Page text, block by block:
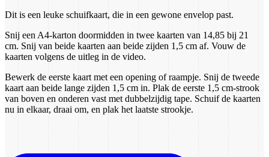
Dit is een leuke schuifkaart, die in een gewone envelop past.
Snij een A4-karton doormidden in twee kaarten van 14,85 bij 21
cm. Snij van beide kaarten aan beide zijden 1,5 cm af. Vouw de
kaarten volgens de uitleg in de video.
Bewerk de eerste kaart met een opening of raampje. Snij de tweede
kaart aan beide lange zijden 1,5 cm in. Plak de eerste 1,5 cm-strook
van boven en onderen vast met dubbelzijdig tape. Schuif de kaarten
nu in elkaar, draai om, en plak het laatste strookje.